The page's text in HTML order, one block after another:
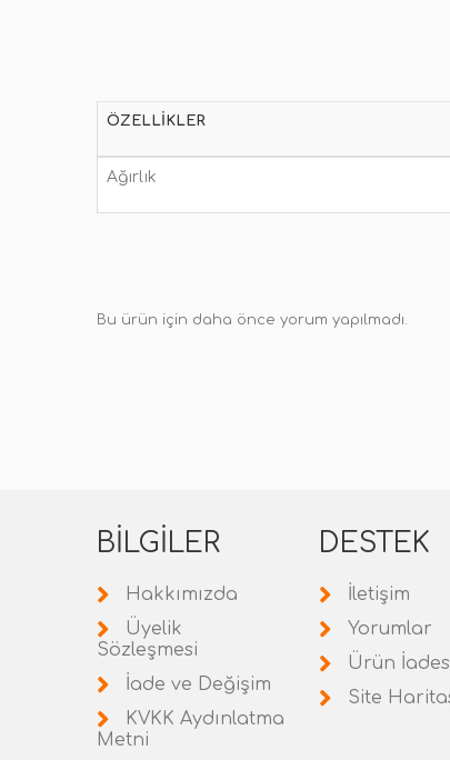
ÖZELLIKLER
Ağırlık
Bu ürün için daha önce yorum yapılmadı.
BILGILER
Hakkımızda
Üyelik
Sözleşmesi
İade ve Değişim
KVKK Aydınlatma
Metni
DESTEK
İletişim
Yorumlar
Ürün
Site